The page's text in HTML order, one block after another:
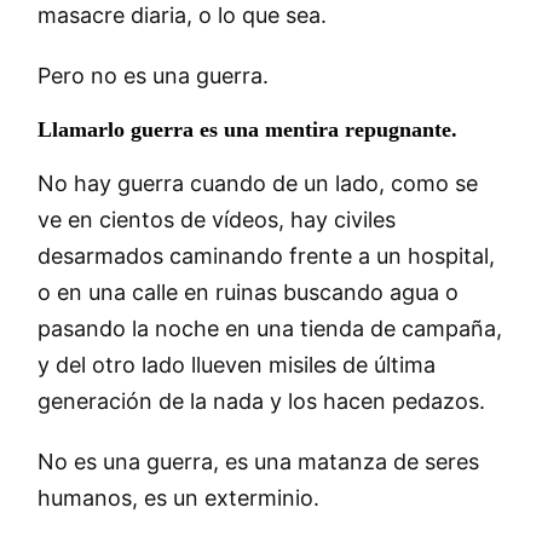
masacre diaria, o lo que sea.
Pero no es una guerra.
Llamarlo guerra es una mentira repugnante.
No hay guerra cuando de un lado, como se
ve en cientos de vídeos, hay civiles
desarmados caminando frente a un hospital,
o en una calle en ruinas buscando agua o
pasando la noche en una tienda de campaña,
y del otro lado llueven misiles de última
generación de la nada y los hacen pedazos.
No es una guerra, es una matanza de seres
humanos, es un exterminio.